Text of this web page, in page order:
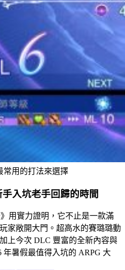
常用的打法來選擇
入坑老手回歸的時間
用實力證明，它不止是一款滿
家敞開大門。超高水的賽璐璐動
上今次 DLC 豐富的全新內容與
年暑假最值得入坑的 ARPG 大